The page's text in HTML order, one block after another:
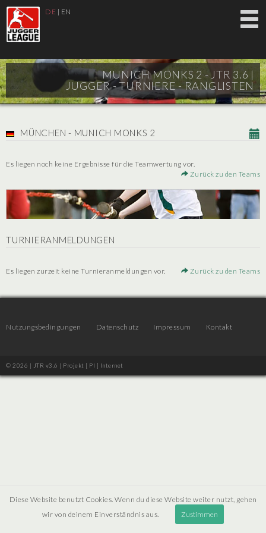
DE | EN
MUNICH MONKS 2 - JTR 3.6 |
JUGGER - TURNIERE - RANGLISTEN
MÜNCHEN - MUNICH MONKS 2
Es liegen noch keine Ergebnisse für die Teamwertung vor.
Zurück zu den Teams
TURNIERANMELDUNGEN
Es liegen zurzeit keine Turnieranmeldungen vor. Zurück zu den Teams
Nutzungsbedingungen Datenschutz Impressum Kontakt
© 2026 | JTR v3.6 | Projekt [ PI ] Internet
Diese Website benutzt Cookies. Wenn du diese Website weiter nutzt, gehen
wir von deinem Einverständnis aus.
Zustimmen